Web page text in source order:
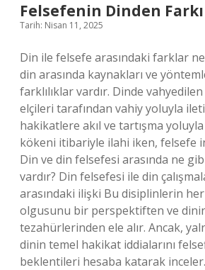
Felsefenin Dinden
Tarih: Nisan 11, 2025
Din ile felsefe arasındaki farklar
din arasında kaynakları ve
farklılıklar vardır. Dinde vahyedilen
elçileri tarafından vahiy yoluyla
hakikatlere akıl ve tartışma yoluyla
kökeni itibariyle ilahi iken, felsefe
Din ve din felsefesi arasında ne
vardır? Din felsefesi ile din
arasındaki ilişki Bu disiplinlerin
olgusunu bir perspektiften ve
tezahürlerinden ele alır. Ancak,
dinin temel hakikat iddialarını
beklentileri hesaba katarak